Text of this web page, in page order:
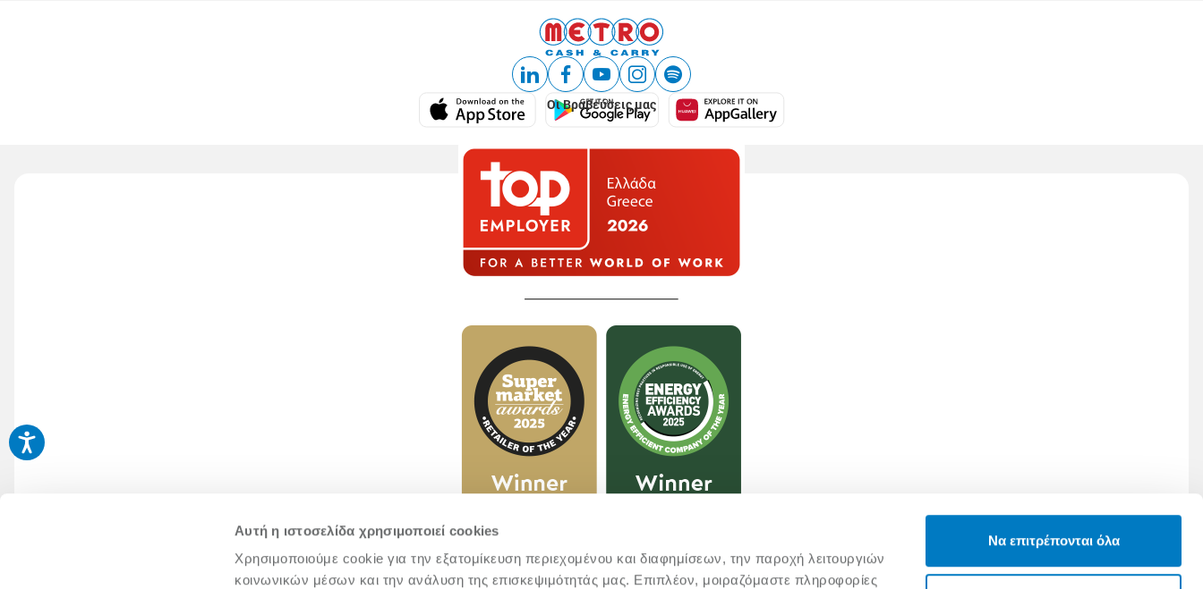
Αυτή η ιστοσελίδα χρησιμοποιεί cookies
Χρησιμοποιούμε cookie για την εξατομίκευση περιεχομένου και διαφημίσεων, την παροχή λειτουργιών
κοινωνικών μέσων και την ανάλυση της επισκεψιμότητάς μας. Επιπλέον, μοιραζόμαστε πληροφορίες
Να επιτρέπονται όλα
Οι Βραβεύσεις μας